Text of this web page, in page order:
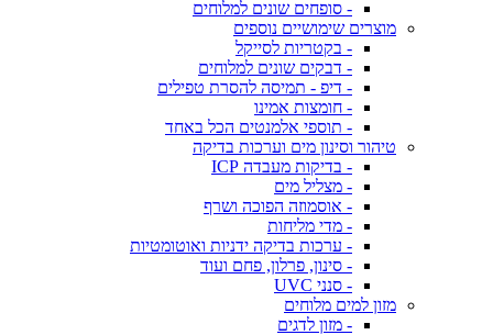
- סופחים שונים למלוחים
מוצרים שימושיים נוספים
- בקטריות לסייקל
- דבקים שונים למלוחים
- דיפ - תמיסה להסרת טפילים
- חומצות אמינו
- תוספי אלמנטים הכל באחד
טיהור וסינון מים וערכות בדיקה
- בדיקות מעבדה ICP
- מצליל מים
- אוסמוזה הפוכה ושרף
- מדי מליחות
- ערכות בדיקה ידניות ואוטומטיות
- סינון, פרלון, פחם ועוד
- סנני UVC
מזון למים מלוחים
- מזון לדגים